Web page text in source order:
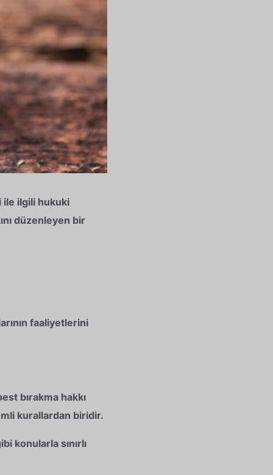
ile ilgili hukuki
düzenleyen bir
faaliyetlerini
bırakma hakkı
kurallardan biridir.
konularla sınırlı